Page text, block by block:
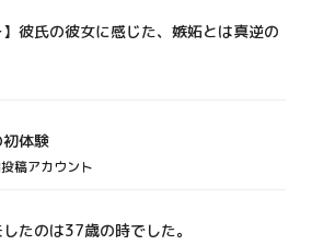
】彼氏の彼女に感じた、嫉妬とは真逆の
体験
稿アカウント
たのは37歳の時でした。